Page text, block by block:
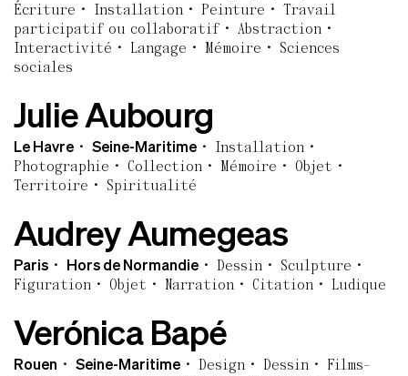
Écriture
Installation Peinture
Travail
participatif ou collaboratif
Abstraction
Interactivité
Langage Mémoire
Sciences
sociales
Julie Aubourg
Le Havre Seine-Maritime
Installation
Photographie
Collection Mémoire
Objet
Territoire
Spiritualité
Audrey Aumegeas
Paris Hors de Normandie Dessin
Sculpture
Figuration
Objet Narration Citation Ludique
Verónica Bapé
Rouen Seine-Maritime Design Dessin
Films-